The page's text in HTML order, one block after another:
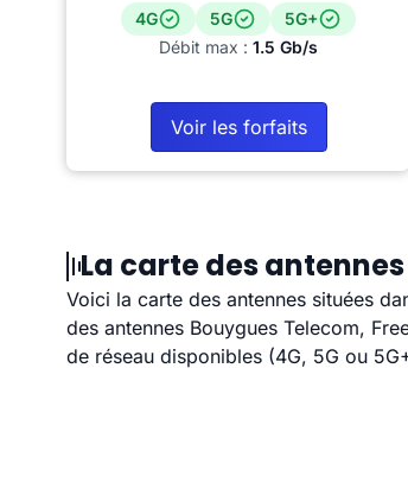
4G 5G
5G+
Débit max : 1.5 Gb/s
Voir les forfaits
La carte des
Voici la carte des antennes situées
des antennes Bouygues Telecom,
de réseau disponibles (4G, 5G ou